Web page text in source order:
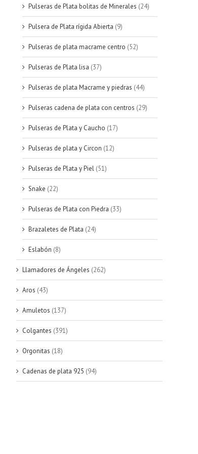
Pulseras de Plata bolitas de Minerales (24)
Pulsera de Plata rígida Abierta (9)
Pulseras de plata macrame centro (52)
Pulseras de Plata lisa (37)
Pulseras de plata Macrame y piedras (44)
Pulseras cadena de plata con centros (29)
Pulseras de Plata y Caucho (17)
Pulseras de plata y Circon (12)
Pulseras de Plata y Piel (51)
Snake (22)
Pulseras de Plata con Piedra (33)
Brazaletes de Plata (24)
Eslabón (8)
Llamadores de Ángeles (262)
Aros (43)
Amuletos (137)
Colgantes (391)
Orgonitas (18)
Cadenas de plata 925 (94)